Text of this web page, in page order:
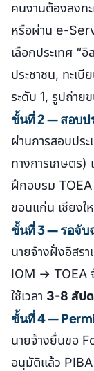
คนงานต้องลงท
หรือผ่าน e-
เลือกประเทศ “
ประชาชน, ทะเ
ระดับ 1, รูปถ่าย
ขั้นที่ 2 — สอบป
ผ่านการสอบปร
ทางการเกษตร)
ฝึกอบรม TOEA
ขอนแก่น เชียงใ
ขั้นที่ 3 — รอจั
นายจ้างฝั่งอิสร
IOM → TOEA
ใช้เวลา 3-8 สัป
ขั้นที่ 4 —
นายจ้างยื่นขอ
อนุมัติแล้ว PIBA